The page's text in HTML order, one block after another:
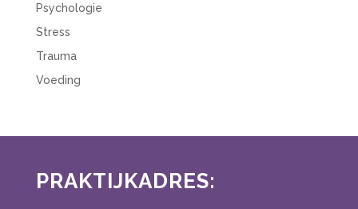
Psychologie
Stress
Trauma
Voeding
PRAKTIJKADRES: